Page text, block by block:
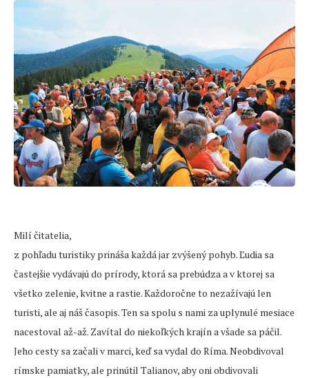
Milí čitatelia,
z pohľadu turistiky prináša každá jar zvýšený pohyb. Ľudia sa
častejšie vydávajú do prírody, ktorá sa prebúdza a v ktorej sa
všetko zelenie, kvitne a rastie. Každoročne to nezažívajú len
turisti, ale aj náš časopis. Ten sa spolu s nami za uplynulé mesiace
nacestoval až-až. Zavítal do niekoľkých krajín a všade sa páčil.
Jeho cesty sa začali v marci, keď sa vydal do Ríma. Neobdivoval
rímske pamiatky, ale prinútil Talianov, aby oni obdivovali